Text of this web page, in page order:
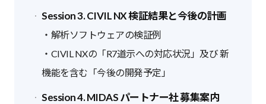
Session 3. CIVIL NX 検証結果と今後の計画
・解析ソフトウェアの検証例
・CIVIL NXの「R7道示への対応状況」及び 新
機能を含む「今後の開発予定」
Session 4. MIDAS パートナー社 募集案内